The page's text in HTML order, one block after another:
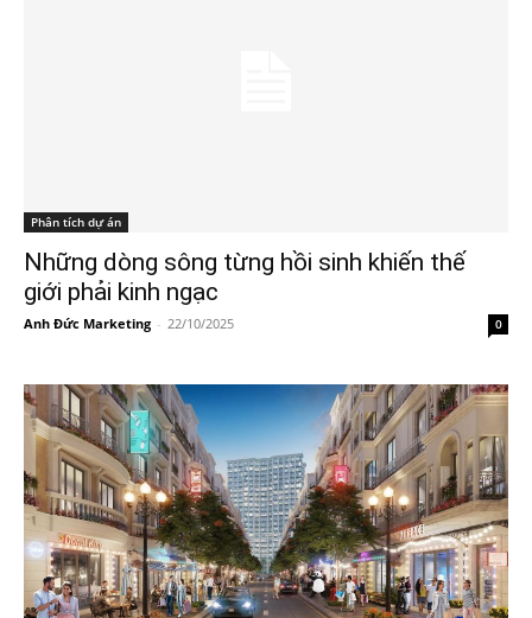
Phân tích dự án
Những dòng sông từng hồi sinh khiến thế
giới phải kinh ngạc
Anh Đức Marketing - 22/10/2025 0